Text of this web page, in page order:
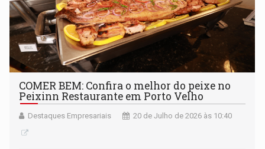
COMER BEM: Confira o melhor do peixe no
Peixinn Restaurante em Porto Velho
Destaques Empresariais 20 de Julho de 2026 às 10:40